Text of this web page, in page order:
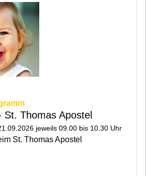
St. Thomas Apostel
jeweils 09.00 bis 10.30 Uhr
St. Thomas Apostel